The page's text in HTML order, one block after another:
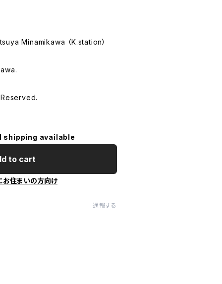
Minamikawa （K.station）
shipping available
to cart
お住まいの方向け
通報する